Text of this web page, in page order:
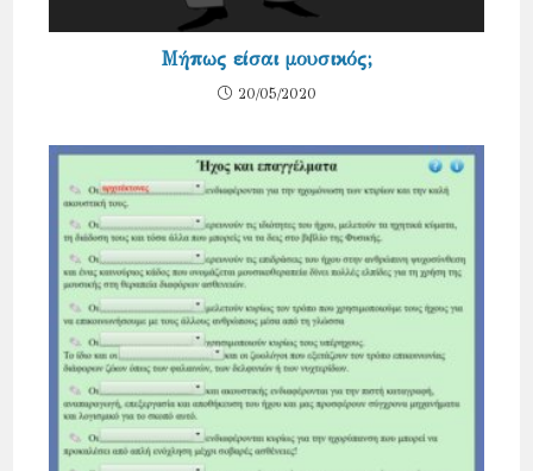
Μήπως είσαι μουσικός;
20/05/2020